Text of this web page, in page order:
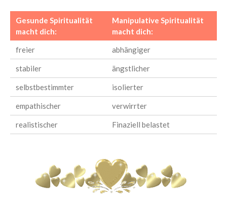
Gesunde Spiritualität
macht dich:
Manipulative Spiritualität
macht dich:
freier
abhängiger
stabiler ängstlicher
selbstbestimmter isolierter
empathischer verwirrter
realistischer Finaziell belastet